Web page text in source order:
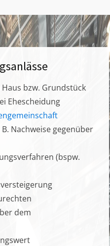
bzw. Grundstück
Ehescheidung
Nachweise gegenüber
(bspw.
dem